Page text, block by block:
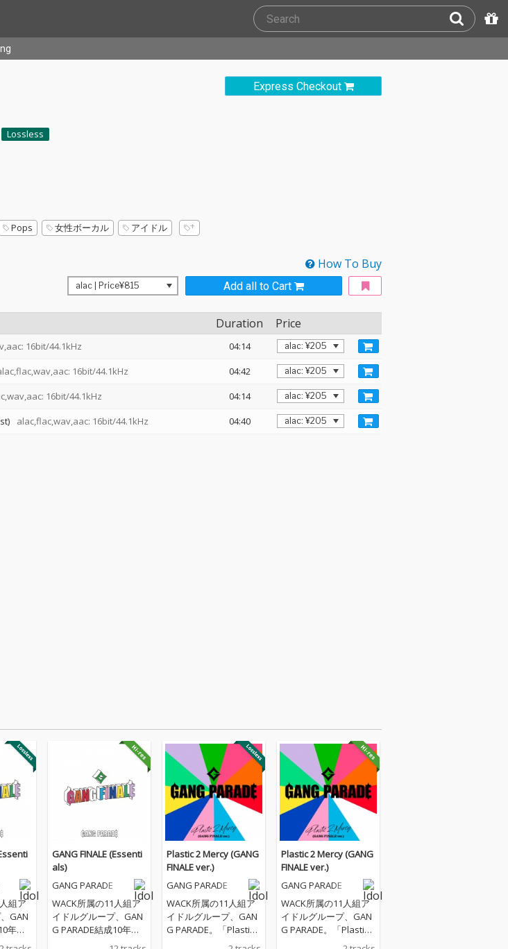
Express Checkout
Lossless
Pops 女性ボーカル アイドル
How To Buy
Add all to Cart
Duration Price
16bit/44.1kHz
04:14
16bit/44.1kHz
04:42
16bit/44.1kHz
04:14
alac,flac,wav,aac: 16bit/44.1kHz 04:40
組ア
GAN
年目
にリ
GANG FINALE (Essenti
als)
GANG PARADE
WACK所属の11人組ア
イドルグループ、GAN
G PARADE結成10年目
の記念日6月17日にリ
Plastic 2 Mercy (GANG
FINALE ver.)
GANG PARADE
WACK所属の11人組ア
イドルグループ、GAN
G PARADE。「Plastic 2
Mercy」の新録含む2曲
Plastic 2 Mercy (GANG
FINALE ver.)
GANG PARADE
WACK所属の11人組ア
イドルグループ、GAN
G PARADE。「Plastic 2
Mercy」の新録含む2曲